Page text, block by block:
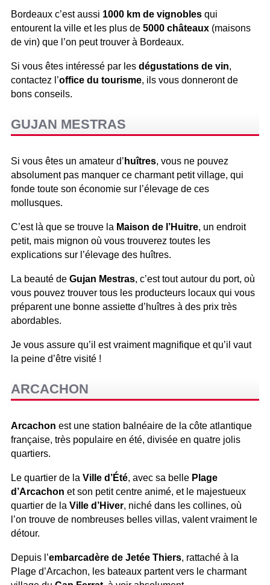
Bordeaux c’est aussi 1000 km de vignobles qui
entourent la ville et les plus de 5000 châteaux (maisons
de vin) que l’on peut trouver à Bordeaux.
Si vous êtes intéressé par les dégustations de vin,
contactez l’office du tourisme, ils vous donneront de
bons conseils.
GUJAN MESTRAS
Si vous êtes un amateur d’ huîtres, vous ne pouvez
absolument pas manquer ce charmant petit village, qui
fonde toute son économie sur l’élevage de ces
mollusques.
C’est là que se trouve la Maison de l’Huitre, un endroit
petit, mais mignon où vous trouverez toutes les
explications sur l’élevage des huîtres.
La beauté de Gujan Mestras, c’est tout autour du port, où
vous pouvez trouver tous les producteurs locaux qui vous
préparent une bonne assiette d’huîtres à des prix très
abordables.
Je vous assure qu’il est vraiment magnifique et qu’il vaut
la peine d’être visité !
ARCACHON
Arcachon est une station balnéaire de la côte atlantique
française, très populaire en été, divisée en quatre jolis
quartiers.
Le quartier de la Ville d’Été, avec sa belle Plage
d’Arcachon et son petit centre animé, et le majestueux
quartier de la Ville d’Hiver, niché dans les collines, où
l’on trouve de nombreuses belles villas, valent vraiment le
détour.
Depuis l’embarcadère de Jetée Thiers, rattaché à la
Plage d’Arcachon, les bateaux partent vers le charmant